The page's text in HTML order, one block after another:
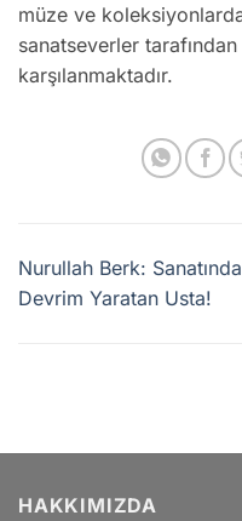
müze ve
sanatseverler
karşılanmaktadır.
Nurullah Berk: Sanatında
Devrim Yaratan Usta!
HAKKIMIZDA